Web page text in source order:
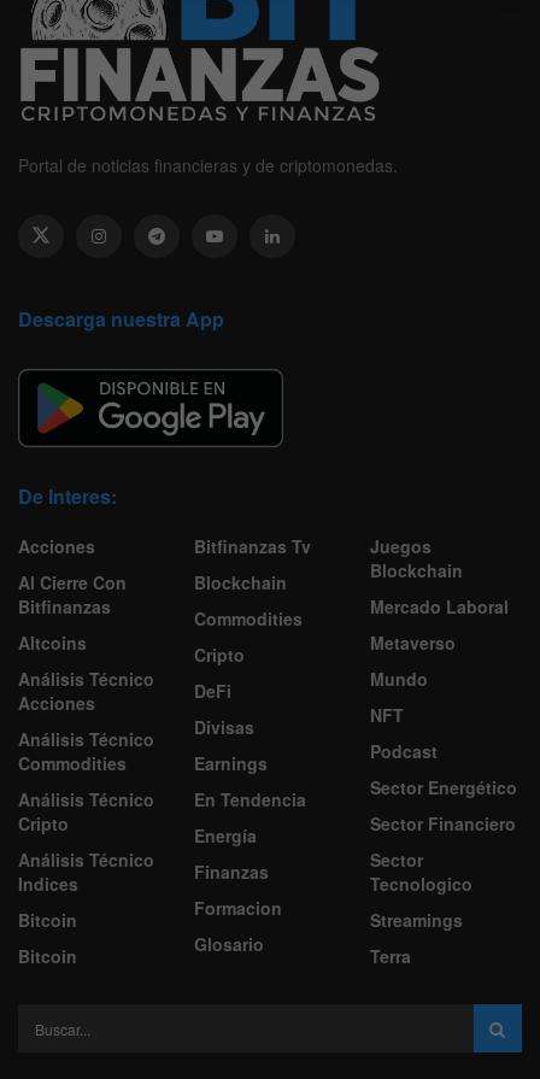
Portal de noticias financieras y de criptomonedas.
Descarga nuestra App
De Interes:
Acciones
Al Cierre Con
Bitfinanzas
Altcoins
Análisis Técnico
Acciones
Análisis Técnico
Commodities
Análisis Técnico
Cripto
Análisis Técnico
Indices
Bitcoin
Bitcoin
Bitfinanzas Tv
Blockchain
Commodities
Cripto
DeFi
Divisas
Earnings
En Tendencia
Energía
Finanzas
Formacion
Glosario
Juegos
Blockchain
Mercado Laboral
Metaverso
Mundo
NFT
Podcast
Sector Energético
Sector Financiero
Sector
Tecnologico
Streamings
Terra